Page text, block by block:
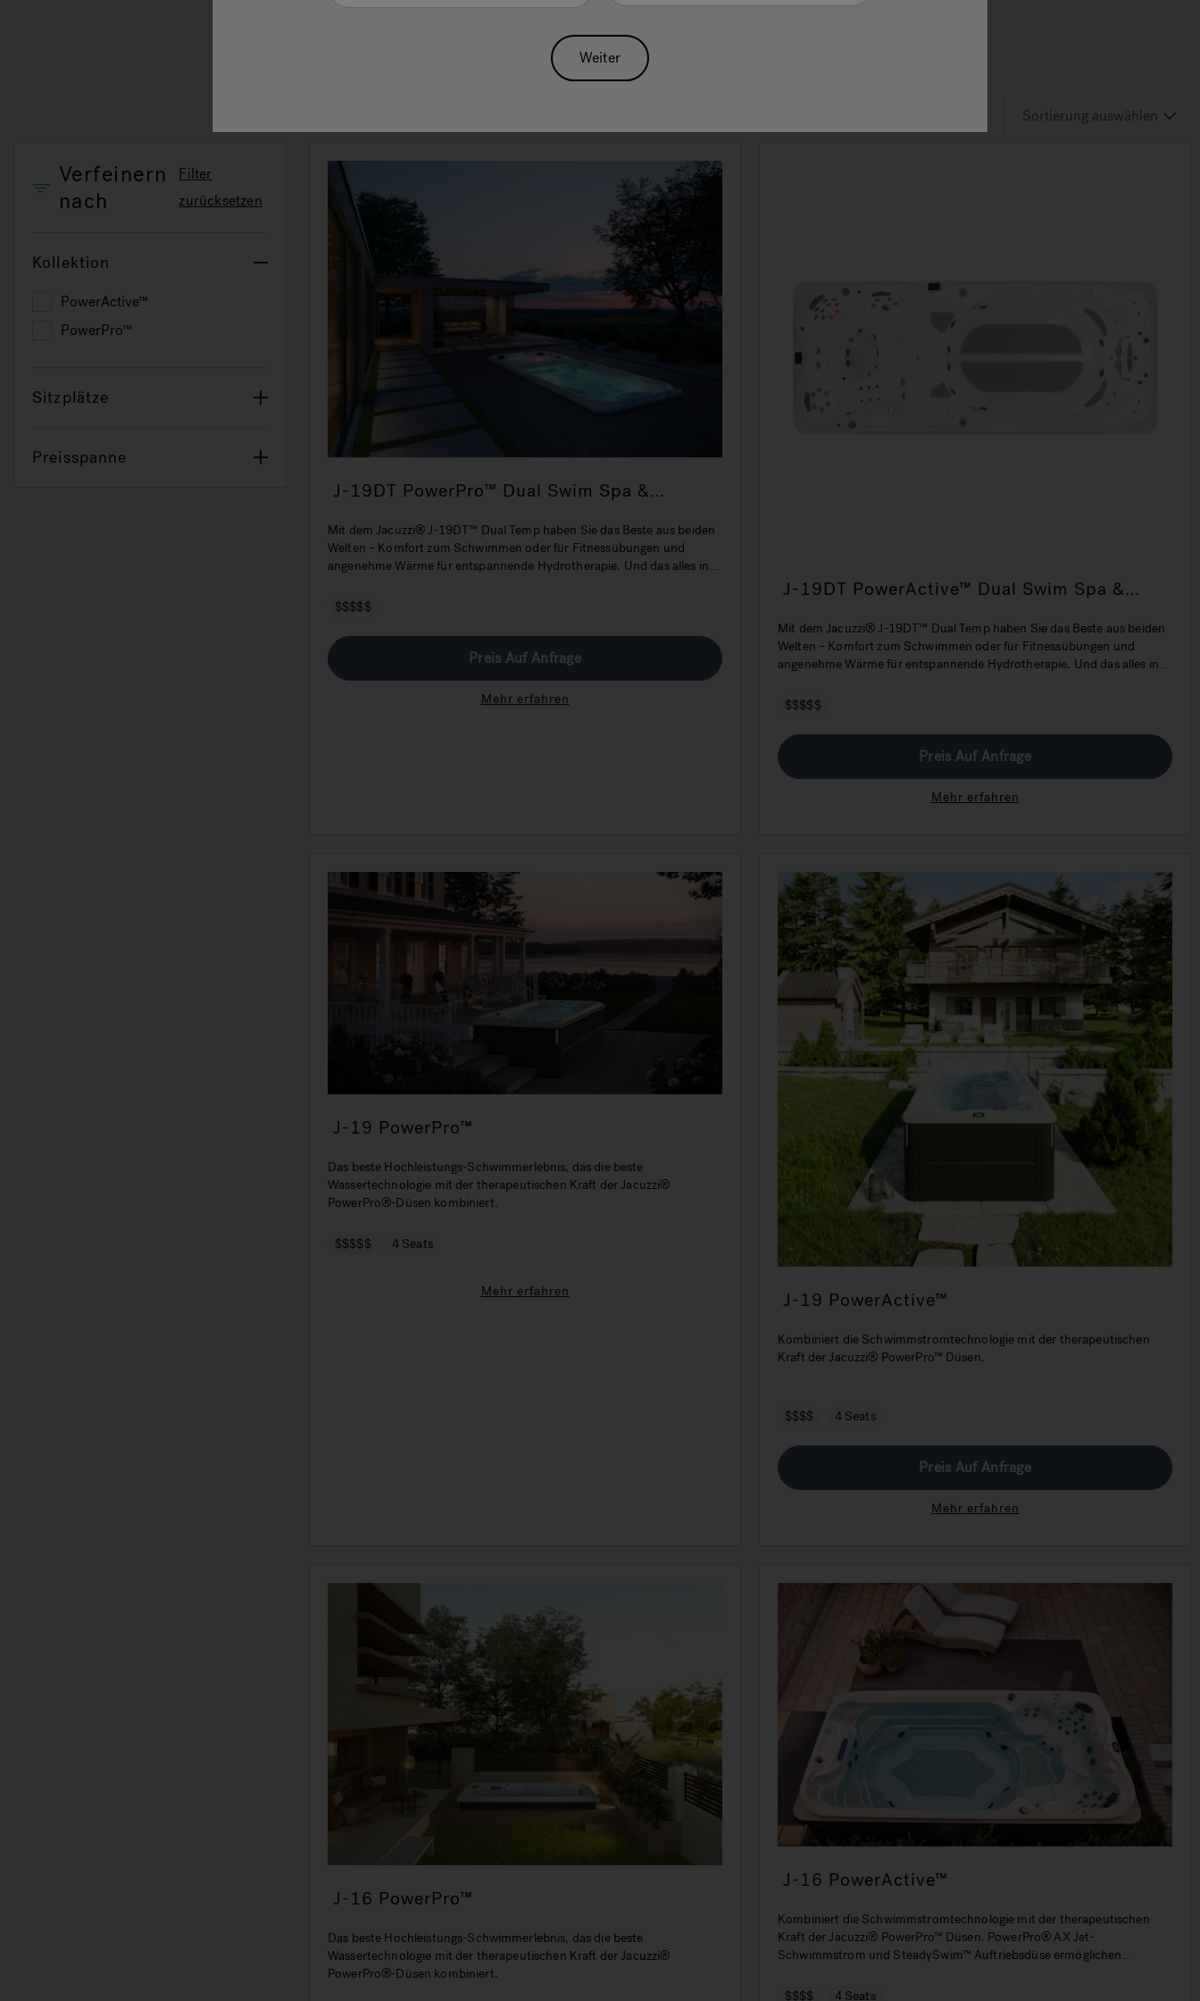
Verfeinern
nach
Filter
zurücksetzen
Kollektion
PowerActive™
Refine by Kollektion: PowerActive™
PowerPro™
Sitzplätze
Preisspanne
J-19DT PowerPro™ Dual Swim Spa &
Mit dem Jacuzzi® J-19DT™ Dual Temp haben Sie das Beste aus beiden
Welten – Komfort zum Schwimmen oder für Fitnessübungen und
angenehme Wärme für entspannende Hydrotherapie. Und das alles in
$$$$$
Preis Auf Anfrage
Mehr erfahren
J-19DT PowerActive™ Dual Swim Spa &
Mit dem Jacuzzi® J-19DT™ Dual Temp haben Sie das Beste aus beiden
Welten – Komfort zum Schwimmen oder für Fitnessübungen und
angenehme Wärme für entspannende Hydrotherapie. Und das alles in
$$$$$
Preis Auf Anfrage
Mehr erfahren
J-19 PowerPro™
Das beste Hochleistungs-Schwimmerlebnis, das die beste
Wassertechnologie mit der therapeutischen Kraft der Jacuzzi®
PowerPro®-Düsen kombiniert.
$$$$$ 4 Seats
Mehr erfahren J-19 PowerActive™
Kombiniert die Schwimmstromtechnologie mit der therapeutischen
Kraft der Jacuzzi® PowerPro™ Düsen.
$$$$ 4 Seats
Preis Auf Anfrage
Mehr erfahren
J-16 PowerPro™
Das beste Hochleistungs-Schwimmerlebnis, das die beste
Wassertechnologie mit der therapeutischen Kraft der Jacuzzi®
PowerPro®-Düsen kombiniert.
J-16 PowerActive™
Kombiniert die Schwimmstromtechnologie mit der therapeutischen
Kraft der Jacuzzi® PowerPro™ Düsen. PowerPro® AX Jet-
Schwimmstrom und SteadySwim™ Auftriebsdüse ermöglichen
Joggen und Gehen als Alternative zu Aktivitäten an Land auf der Soft
$$$$ 4 Seats
Weiter